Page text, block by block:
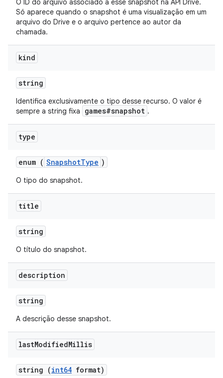
O ID do arquivo associado a esse snapshot na API Drive.
Só aparece quando o snapshot é uma visualização em um
arquivo do Drive e o arquivo pertence ao autor da
chamada.
kind
string
Identifica exclusivamente o tipo desse recurso. O valor é
sempre a string fixa
games#snapshot .
type
enum ( SnapshotType )
O tipo do snapshot.
title
string
O título do snapshot.
description
string
A descrição desse snapshot.
lastModifiedMillis
string (int64 format)